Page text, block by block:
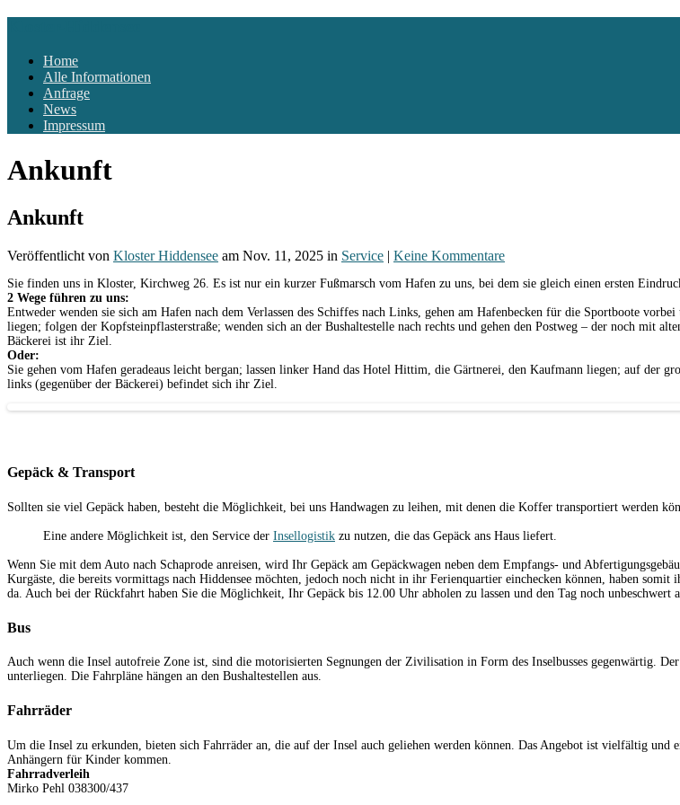
Home
Alle Informationen
Anfrage
News
Impressum
Ankunft
Ankunft
Veröffentlicht von Kloster Hiddensee am Nov. 11, 2025 in Service | Keine Kommentare
Sie finden uns in Kloster, Kirchweg 26. Es ist nur ein kurzer Fußmarsch vom Hafen zu uns, bei dem sie gleich einen ersten
2 Wege führen zu uns:
Entweder wenden sie sich am Hafen nach dem Verlassen des Schiffes nach Links, gehen am Hafenbecken für die Sportboote
liegen; folgen der Kopfsteinpflasterstraße; wenden sich an der Bushaltestelle nach rechts und gehen den Postweg – der noch mit
Bäckerei ist ihr Ziel.
Oder:
Sie gehen vom Hafen geradeaus leicht bergan; lassen linker Hand das Hotel Hittim, die Gärtnerei, den Kaufmann liegen; auf der
links (gegenüber der Bäckerei) befindet sich ihr Ziel.
Gepäck & Transport
Sollten sie viel Gepäck haben, besteht die Möglichkeit, bei uns Handwagen zu leihen, mit denen die Koffer transportiert werden
Eine andere Möglichkeit ist, den Service der Insellogistik zu nutzen, die das Gepäck ans Haus liefert.
Wenn Sie mit dem Auto nach Schaprode anreisen, wird Ihr Gepäck am Gepäckwagen neben dem Empfangs- und
Kurgäste, die bereits vormittags nach Hiddensee möchten, jedoch noch nicht in ihr Ferienquartier einchecken können, haben
da. Auch bei der Rückfahrt haben Sie die Möglichkeit, Ihr Gepäck bis 12.00 Uhr abholen zu lassen und den Tag noch
Bus
Auch wenn die Insel autofreie Zone ist, sind die motorisierten Segnungen der Zivilisation in Form des Inselbusses gegenwärtig.
unterliegen. Die Fahrpläne hängen an den Bushaltestellen aus.
Fahrräder
Um die Insel zu erkunden, bieten sich Fahrräder an, die auf der Insel auch geliehen werden können. Das Angebot ist vielfältig
Anhängern für Kinder kommen.
Fahrradverleih
Mirko Pehl 038300/437